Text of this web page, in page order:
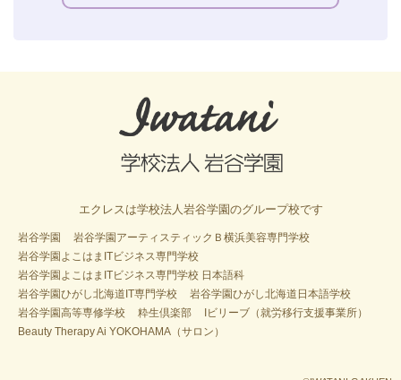
エクレスは学校法人岩谷学園のグループ校です
岩谷学園
岩谷学園アーティスティックＢ横浜美容専門学校
岩谷学園よこはまITビジネス専門学校
岩谷学園よこはまITビジネス専門学校 日本語科
岩谷学園ひがし北海道IT専門学校
岩谷学園ひがし北海道日本語学校
岩谷学園高等専修学校
粋生倶楽部
Iビリーブ（就労移行支援事業所）
Beauty Therapy Ai YOKOHAMA（サロン）